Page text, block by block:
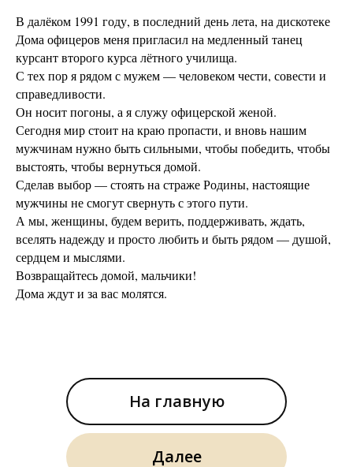
В далёком 1991 году, в последний день лета, на дискотеке
Дома офицеров меня пригласил на медленный танец
курсант второго курса лётного училища.
С тех пор я рядом с мужем — человеком чести, совести и
справедливости.
Он носит погоны, а я служу офицерской женой.
Сегодня мир стоит на краю пропасти, и вновь нашим
мужчинам нужно быть сильными, чтобы победить, чтобы
выстоять, чтобы вернуться домой.
Сделав выбор — стоять на страже Родины, настоящие
мужчины не смогут свернуть с этого пути.
А мы, женщины, будем верить, поддерживать, ждать,
вселять надежду и просто любить и быть рядом — душой,
сердцем и мыслями.
Возвращайтесь домой, мальчики!
Дома ждут и за вас молятся.
На главную
Далее